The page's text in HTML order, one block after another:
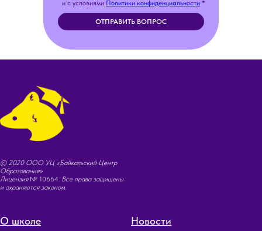
и с условиями Политики конфиденциальности *
ОТПРАВИТЬ ВОПРОС
© 2020 ООО УЦ «Байкальский Центр
Образования»
Лицензия№ 10664. Все права защищены
и охраняются законом.
О школе
Новости